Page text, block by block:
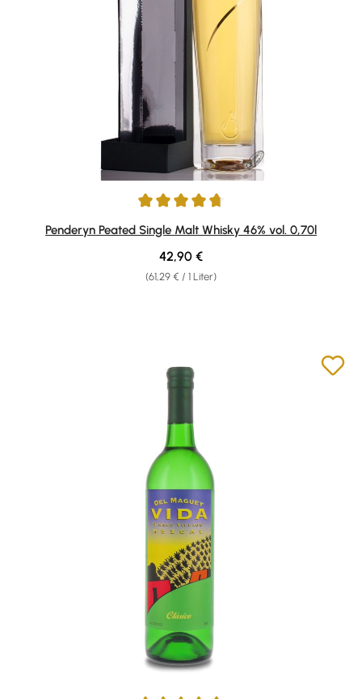
Durchschnittliche Bewertung von 4.79 von 5 Sternen
Penderyn Peated Single Malt Whisky 46% vol. 0,70l
(61,29 € / 1 Liter)
Regulärer Preis:
42,90 €